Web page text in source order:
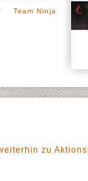
Team Ninja
zu